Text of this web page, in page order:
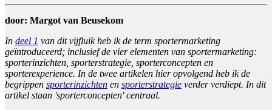
door: Margot van Beusekom
In deel 1 van dit vijfluik heb ik de term sportermarketing
geïntroduceerd; inclusief de vier elementen van sportermarketing:
sporterinzichten, sporterstrategie, sporterconcepten en
sporterexperience. In de twee artikelen hier opvolgend heb ik de
begrippen sporterinzichten en sporterstrategie verder verdiept. In dit
artikel staan 'sporterconcepten' centraal.